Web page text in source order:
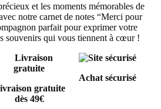
et les moments mémorables de
notre carnet de notes “Merci pour
parfait pour exprimer votre
souvenirs qui vous tiennent à cœur !
gratuite
dès 49€
Achat sécurisé